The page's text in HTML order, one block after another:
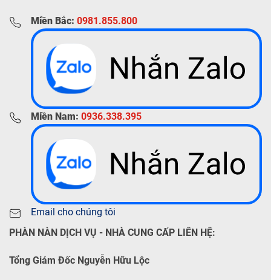
Miền Bắc: 0981.855.800
Miền Nam: 0936.338.395
Email cho chúng tôi
PHÀN NÀN DỊCH VỤ - NHÀ CUNG CẤP LIÊN HỆ:
Tổng Giám Đốc Nguyễn Hữu Lộc